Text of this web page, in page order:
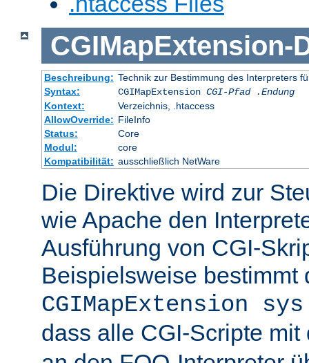
CGIMapExtension-
Beschreibung: Technik zur Bestimmung des Interpreters
Syntax:
CGIMapExtension CGI-Pfad
.Endung
Kontext:
Verzeichnis, .htaccess
AllowOverride: FileInfo
Status:
Core
Modul:
core
Kompatibilität: ausschließlich NetWare
Die Direktive wird zur
wie Apache den
Ausführung von CGI-
Beispielsweise bestimmt
CGIMapExtension
dass alle CGI-Scripte